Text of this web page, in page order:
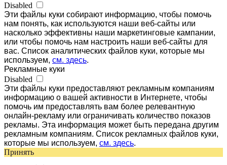
Disabled
Эти файлы куки собирают информацию, чтобы помочь
нам понять, как используются наши веб-сайты или
насколько эффективны наши маркетинговые кампании,
или чтобы помочь нам настроить наши веб-сайты для
вас. Список аналитических файлов куки, которые мы
используем, см. здесь.
Рекламные куки
Disabled
Эти файлы куки предоставляют рекламным компаниям
информацию о вашей активности в Интернете, чтобы
помочь им предоставлять вам более релевантную
онлайн-рекламу или ограничивать количество показов
рекламы. Эта информация может быть передана другим
рекламным компаниям. Список рекламных файлов куки,
которые мы используем, см. здесь.
Принять